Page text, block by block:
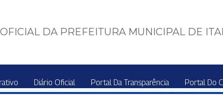
DA PREFEITURA MUNICIPAL DE
Diário Oficial Portal Da Transparência Portal Do